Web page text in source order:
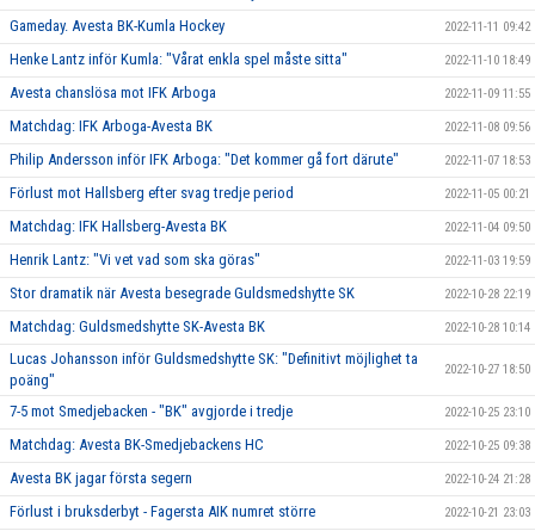
Gameday. Avesta BK-Kumla Hockey 2022-11-11 09:42
Henke Lantz inför Kumla: "Vårat enkla spel måste sitta" 2022-11-10 18:49
Avesta chanslösa mot IFK Arboga 2022-11-09 11:55
Matchdag: IFK Arboga-Avesta BK 2022-11-08 09:56
Philip Andersson inför IFK Arboga: "Det kommer gå fort därute" 2022-11-07 18:53
Förlust mot Hallsberg efter svag tredje period 2022-11-05 00:21
Matchdag: IFK Hallsberg-Avesta BK 2022-11-04 09:50
Henrik Lantz: "Vi vet vad som ska göras" 2022-11-03 19:59
Stor dramatik när Avesta besegrade Guldsmedshytte SK 2022-10-28 22:19
Matchdag: Guldsmedshytte SK-Avesta BK 2022-10-28 10:14
Lucas Johansson inför Guldsmedshytte SK: "Definitivt möjlighet ta
poäng"
2022-10-27 18:50
7-5 mot Smedjebacken - "BK" avgjorde i tredje 2022-10-25 23:10
Matchdag: Avesta BK-Smedjebackens HC 2022-10-25 09:38
Avesta BK jagar första segern 2022-10-24 21:28
Förlust i bruksderbyt - Fagersta AIK numret större 2022-10-21 23:03